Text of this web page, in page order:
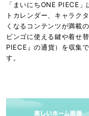
「まいにちONE PIECE
トカレンダー、キャラク
くなるコンテンツが満載
ビンゴに使える鍵や着せ
PIECE』の通貨）を収集
す。